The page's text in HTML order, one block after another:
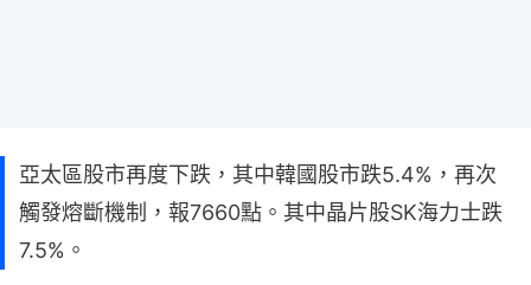
亞太區股市再度下跌，其中韓國股市跌5.4%，再次
觸發熔斷機制，報7660點。其中晶片股SK海力士跌
7.5%。